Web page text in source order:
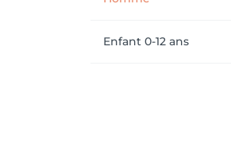
Enfant 0-12 ans